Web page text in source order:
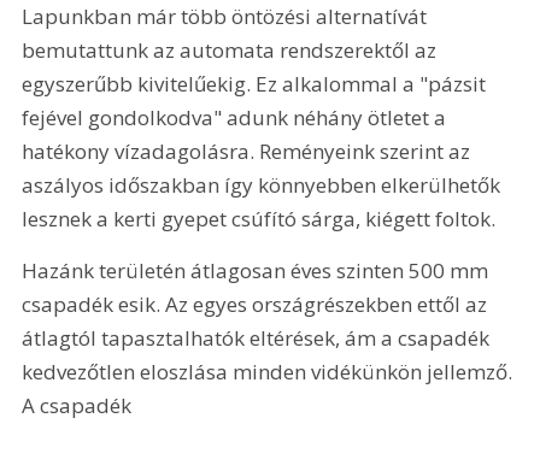
Lapunkban már több öntözési alternatívát
bemutattunk az automata rendszerektől az
egyszerűbb kivitelűekig. Ez alkalommal a "pázsit
fejével gondolkodva" adunk néhány ötletet a
hatékony vízadagolásra. Reményeink szerint az
aszályos időszakban így könnyebben elkerülhetők
lesznek a kerti gyepet csúfító sárga, kiégett foltok.
Hazánk területén átlagosan éves szinten 500 mm
csapadék esik. Az egyes országrészekben ettől az
átlagtól tapasztalhatók eltérések, ám a csapadék
kedvezőtlen eloszlása minden vidékünkön jellemző.
A csapadék